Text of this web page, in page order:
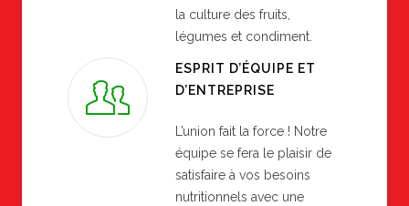
la culture des fruits,
légumes et condiment.
ESPRIT D’ÉQUIPE ET
D’ENTREPRISE
L’union fait la force ! Notre
équipe se fera le plaisir de
satisfaire à vos besoins
nutritionnels avec une